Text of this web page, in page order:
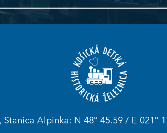
Alpinka: N 48° 45.59 / E 021°